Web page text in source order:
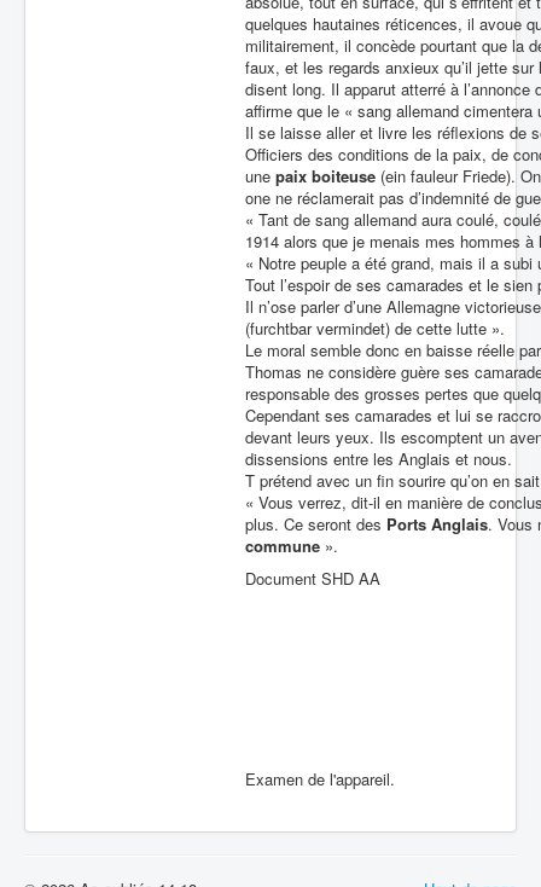
quelques hautaines réticences, il avoue
militairement, il concède pourtant que la
faux, et les regards anxieux qu’il jette
disent long. Il apparut atterré à
affirme que le « sang allemand
Il se laisse aller et livre les réflexions de
Officiers des conditions de la paix, de
une paix boiteuse (ein fauleur Friede).
one ne réclamerait pas d’indemnité de
« Tant de sang allemand aura coulé,
1914 alors que je menais mes hommes
« Notre peuple a été grand, mais il a subi
Tout l’espoir de ses camarades et le
Il n’ose parler d’une Allemagne
(furchtbar vermindet) de cette lutte ».
Le moral semble donc en baisse réelle
Thomas ne considère guère ses
responsable des grosses pertes que
Cependant ses camarades et lui se
devant leurs yeux. Ils escomptent un
dissensions entre les Anglais et nous.
T prétend avec un fin sourire qu’on en
« Vous verrez, dit-il en manière de
plus. Ce seront des Ports Anglais. Vous
commune ».
Document SHD AA
Examen de l'appareil.